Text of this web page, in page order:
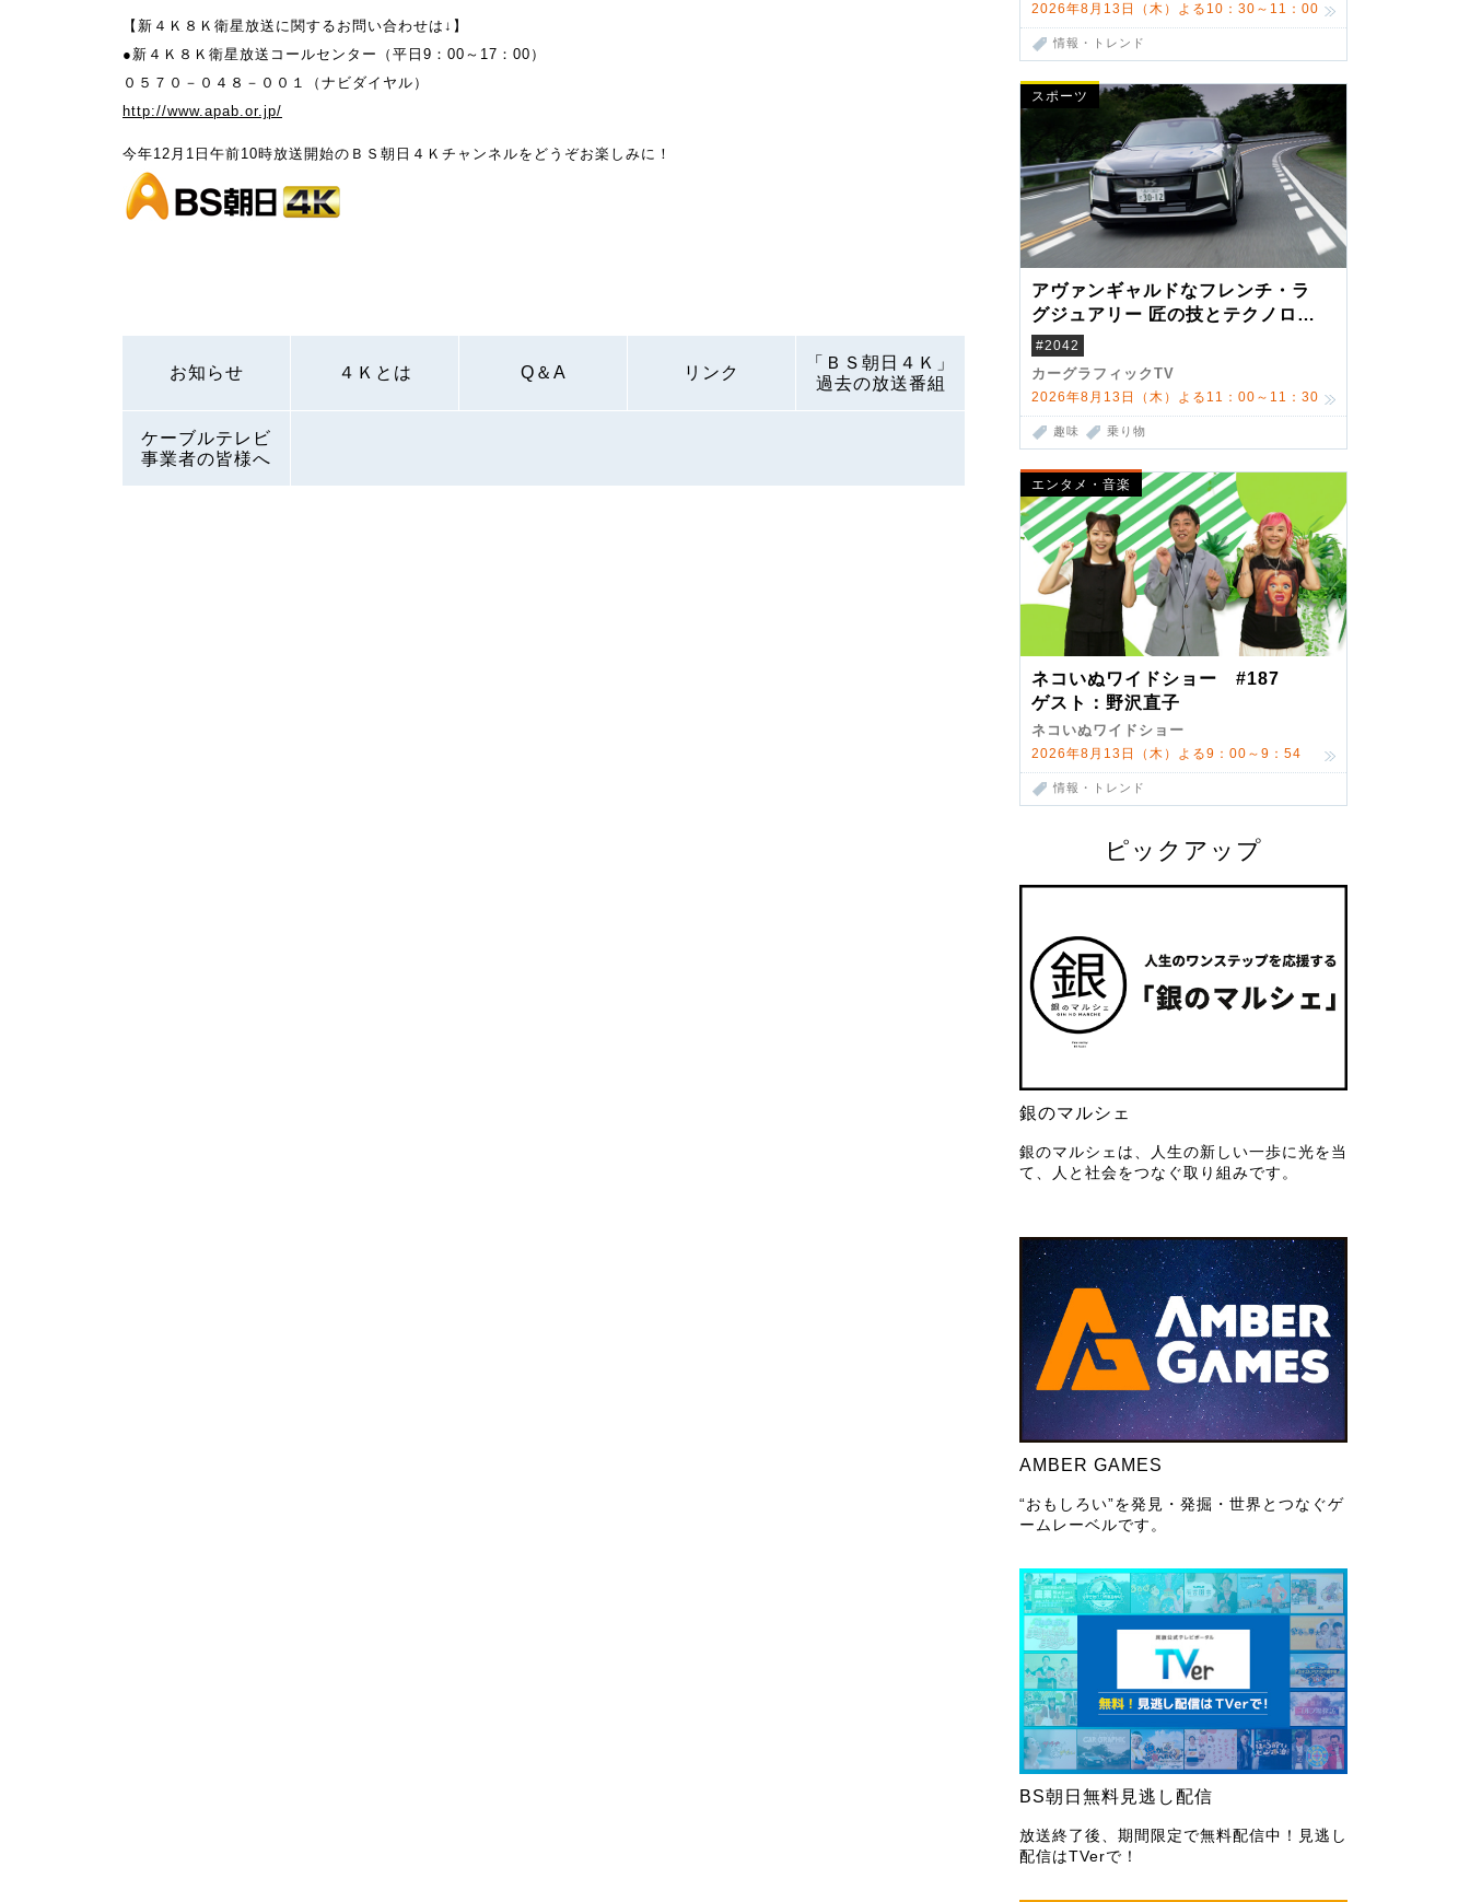
2026年8月13日（木）よる10：30～11：00
情報・トレンド
スポーツ
アヴァンギャルドなフレンチ・ラ
グジュアリー 匠の技とテクノロジ
ーが描くDSの世界観
#2042
カーグラフィックTV
2026年8月13日（木）よる11：00～11：30
趣味 乗り物
エンタメ・音楽
ネコいぬワイドショー #187
ゲスト：野沢直子
ネコいぬワイドショー
2026年8月13日（木）よる9：00～9：54
情報・トレンド
ピックアップ
銀のマルシェ
銀のマルシェは、人生の新しい一歩に光を当
て、人と社会をつなぐ取り組みです。
AMBER GAMES
“おもしろい”を発見・発掘・世界とつなぐゲ
ームレーベルです。
BS朝日無料見逃し配信
放送終了後、期間限定で無料配信中！見逃し
配信はTVerで！
【新４Ｋ８Ｋ衛星放送に関するお問い合わせは↓】
●新４Ｋ８Ｋ衛星放送コールセンター（平日9：00～17：00）
０５７０－０４８－００１（ナビダイヤル）
http://www.apab.or.jp/
今年12月1日午前10時放送開始のＢＳ朝日４Ｋチャンネルをどうぞお楽しみに！
お知らせ ４Ｋとは Q＆A リンク
「ＢＳ朝日４Ｋ」
過去の放送番組
ケーブルテレビ
事業者の皆様へ